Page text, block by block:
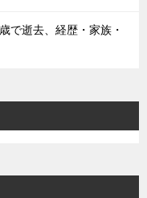
で逝去、経歴・家族・